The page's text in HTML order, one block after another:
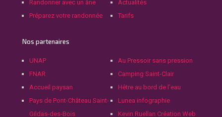
Randonner avec un âne
Préparez votre randonnée
Actualités
Tarifs
Nos partenaires
UNAP
FNAR
Accueil paysan
Pays de Pont-Château Saint-
Gildas-des-Bois
Au Pressoir sans pression
Camping Saint-Clair
Hêtre au bord de l’eau
Lunea infographie
Kevin Ruellan Création Web